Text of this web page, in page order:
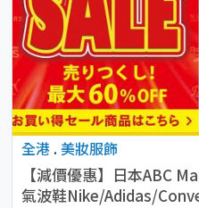
全港 . 美妝服飾
【減價優惠】日本ABC
氣波鞋Nike/Adidas/